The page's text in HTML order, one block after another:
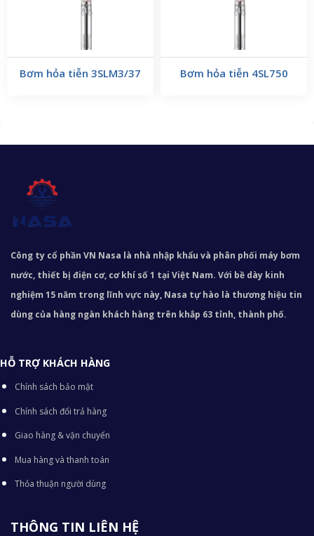
Bơm hỏa tiễn 3SLM3/37 Bơm hỏa tiễn 4SL750
Công ty cổ phần VN Nasa là nhà nhập khẩu và phân phối máy bơm
nước, thiết bị điện cơ, cơ khí số 1 tại Việt Nam. Với bề dày kinh
nghiệm 15 năm trong lĩnh vực này, Nasa tự hào là thương hiệu tin
dùng của hàng ngàn khách hàng trên khắp 63 tỉnh, thành phố.
HỖ TRỢ KHÁCH HÀNG
Chính sách bảo mật
Chính sách đổi trả hàng
Giao hàng & vận chuyển
Mua hàng và thanh toán
Thỏa thuận người dùng
THÔNG TIN LIÊN HỆ